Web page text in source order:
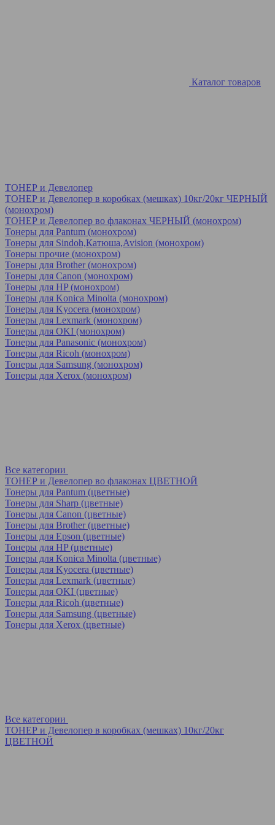
Каталог товаров
ТОНЕР и Девелопер
ТОНЕР и Девелопер в коробках (мешках) 10кг/20кг ЧЕРНЫЙ
(монохром)
ТОНЕР и Девелопер во флаконах ЧЕРНЫЙ (монохром)
Тонеры для Pantum (монохром)
Тонеры для Sindoh,Катюша,Avision (монохром)
Тонеры прочие (монохром)
Тонеры для Brother (монохром)
Тонеры для Canon (монохром)
Тонеры для HP (монохром)
Тонеры для Konica Minolta (монохром)
Тонеры для Kyocera (монохром)
Тонеры для Lexmark (монохром)
Тонеры для OKI (монохром)
Тонеры для Panasonic (монохром)
Тонеры для Ricoh (монохром)
Тонеры для Samsung (монохром)
Тонеры для Xerox (монохром)
Все категории
ТОНЕР и Девелопер во флаконах ЦВЕТНОЙ
Тонеры для Pantum (цветные)
Тонеры для Sharp (цветные)
Тонеры для Canon (цветные)
Тонеры для Brother (цветные)
Тонеры для Epson (цветные)
Тонеры для HP (цветные)
Тонеры для Konica Minolta (цветные)
Тонеры для Kyocera (цветные)
Тонеры для Lexmark (цветные)
Тонеры для OKI (цветные)
Тонеры для Ricoh (цветные)
Тонеры для Samsung (цветные)
Тонеры для Xerox (цветные)
Все категории
ТОНЕР и Девелопер в коробках (мешках) 10кг/20кг
ЦВЕТНОЙ